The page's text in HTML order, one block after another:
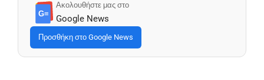
G≡
Ακολουθήστε μας στο
Google News
Προσθήκη στο Google News